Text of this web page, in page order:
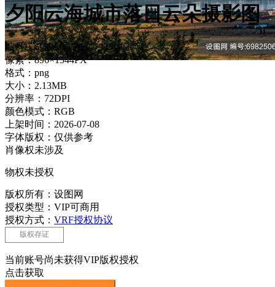
夕阳云海城市落日云朵摄影图
编号：698250677557793517
像素：896×1344PX
格式：png
大小：2.13MB
分辨率：72DPI
颜色模式：RGB
上架时间：2026-07-08
字体版权：仅供参考
肖像权未涉及
物权未授权
版权所有：设图网
授权类型：VIP可商用
授权方式： VRF授权协议
版权存证
当前账号尚未获得VIP版权授权
点击获取